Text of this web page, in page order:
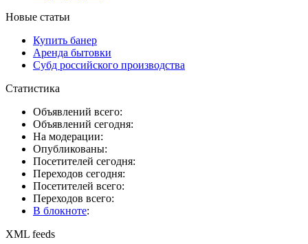
Новые статьи
Купить банер
Аренда бытовки
Субд российского производства
Статистика
Объявлений всего:
Объявлений сегодня:
На модерации:
Опубликованы:
Посетителей сегодня:
Переходов сегодня:
Посетителей всего:
Переходов всего:
В блокноте:
XML feeds